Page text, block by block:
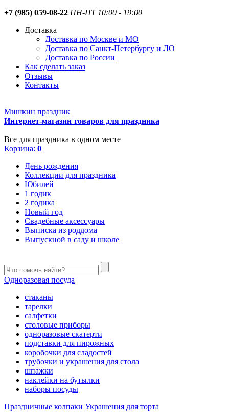
+7 (985) 059-08-22 ПН-ПТ 10:00 - 19:00
Доставка
Доставка по Москве и МО
Доставка по Санкт-Петербургу и ЛО
Доставка по России
Как сделать заказ
Отзывы
Контакты
Мишкин праздник
Интернет-магазин товаров для праздника
Все для праздника в одном месте
Корзина: 0
День рождения
Коллекции для праздника
Юбилей
1 годик
2 годика
Новый год
Свадебные аксессуары
Выписка из роддома
Выпускной в саду и школе
Одноразовая посуда
стаканы
тарелки
салфетки
столовые приборы
одноразовые скатерти
подставки для пирожных
коробочки для сладостей
трубочки и украшения для стола
шпажки
наклейки на бутылки
наборы посуды
Праздничные колпаки Украшения для торта